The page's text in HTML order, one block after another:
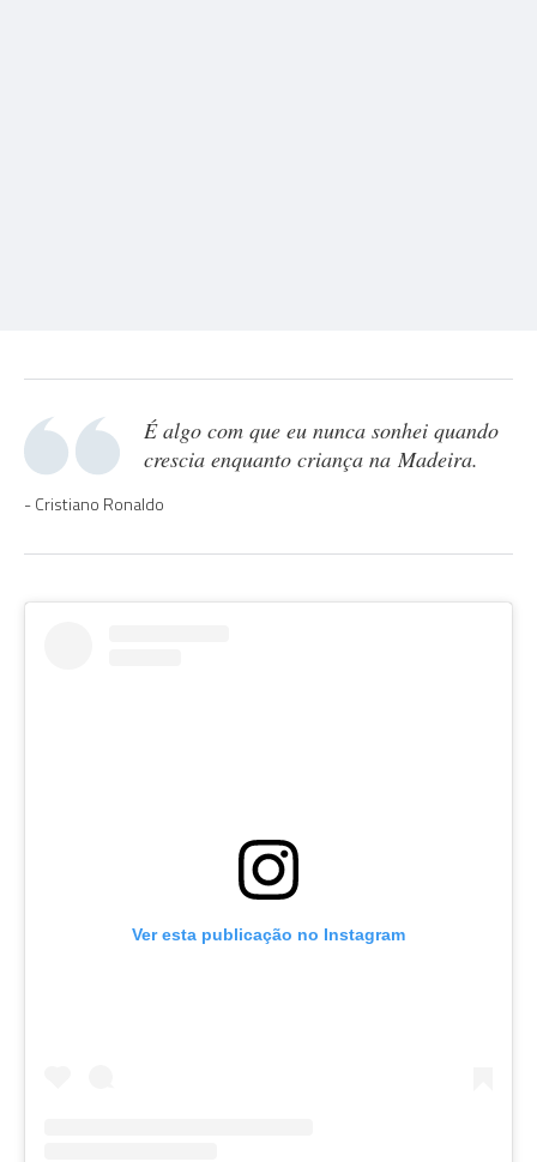
É algo com que eu nunca sonhei quando
crescia enquanto criança na Madeira.
Cristiano Ronaldo
Ver esta publicação no Instagram